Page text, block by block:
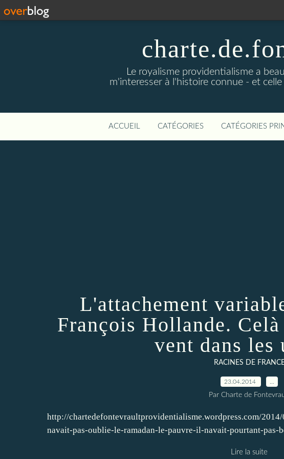
Le royalisme providentialisme a
m'interesser à l'histoire connue - et
ACCUEIL CATÉGORIES CATÉGORIES
L'attachement
François Hollande.
vent dans les
RACINES DE
23.04.2014
Par Charte de
http://chartedefontevraultprovidentialisme.wordpress.com/
navait-pas-oublie-le-ramadan-le-pauvre-il-navait-pourtant-pas-
Lire la suite